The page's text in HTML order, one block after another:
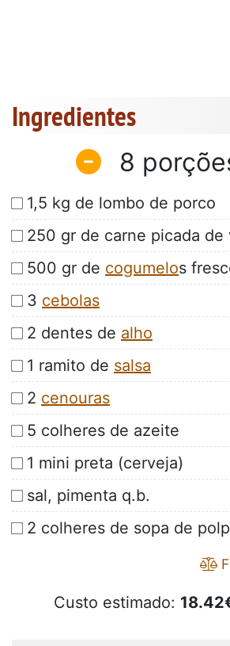
Ingredientes
8
1,5 kg de lombo de porco
250 gr de carne picada de
500 gr de cogumelos
3 cebolas
2 dentes de alho
1 ramito de salsa
2 cenouras
5 colheres de azeite
1 mini preta (cerveja)
sal, pimenta q.b.
2 colheres de sopa de
Custo estimado: 18.42